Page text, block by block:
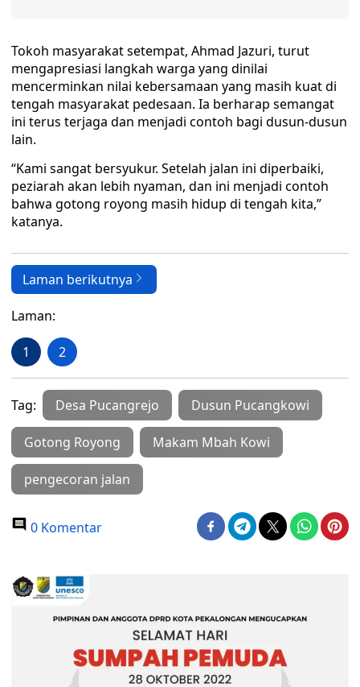
Tokoh masyarakat setempat, Ahmad Jazuri, turut
mengapresiasi langkah warga yang dinilai
mencerminkan nilai kebersamaan yang masih kuat di
tengah masyarakat pedesaan. Ia berharap semangat
ini terus terjaga dan menjadi contoh bagi dusun-dusun
lain.
“Kami sangat bersyukur. Setelah jalan ini diperbaiki,
peziarah akan lebih nyaman, dan ini menjadi contoh
bahwa gotong royong masih hidup di tengah kita,”
katanya.
Laman berikutnya
Laman:
1 2
Tag: Desa Pucangrejo Dusun Pucangkowi
Gotong Royong Makam Mbah Kowi
pengecoran jalan
0 Komentar